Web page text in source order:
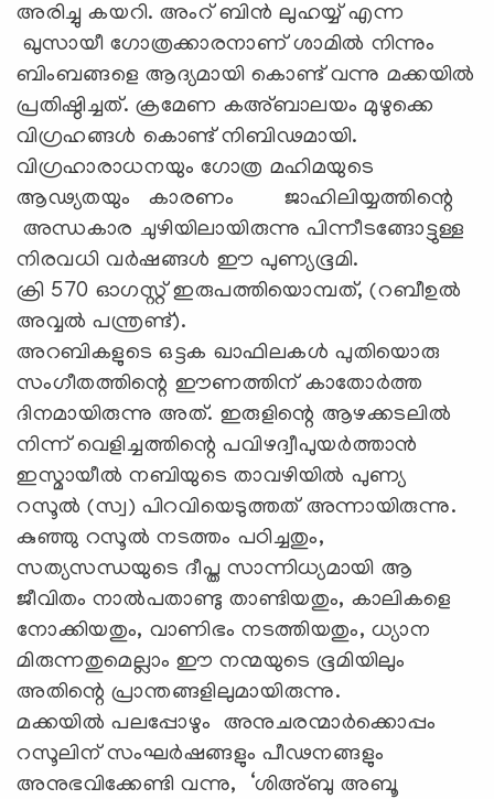
അരിച്ചു കയറി. അംറ് ബിൻ ലുഹയ്യ് എന്ന
ഖുസായീ ഗോത്രക്കാരനാണ് ശാമിൽ നിന്നും
ബിംബങ്ങളെ ആദ്യമായി കൊണ്ട് വന്നു മക്കയിൽ
പ്രതിഷ്ഠിച്ചത്. ക്രമേണ കഅ്ബാലയം മുഴുക്കെ
വിഗ്രഹങ്ങൾ കൊണ്ട് നിബിഢമായി.
വിഗ്രഹാരാധനയും ഗോത്ര മഹിമയുടെ
ആഢ്യതയും കാരണം ജാഹിലിയ്യത്തിന്റെ
അന്ധകാര ചുഴിയിലായിരുന്നു പിന്നീടങ്ങോട്ടുള്ള
നിരവധി വർഷങ്ങൾ ഈ പുണ്യഭൂമി.
ക്രി 570 ഓഗസ്റ്റ് ഇരുപത്തിയൊമ്പത്, (റബീഉൽ
അവ്വൽ പന്ത്രണ്ട്).
അറബികളുടെ ഒട്ടക ഖാഫിലകള്‍ പുതിയൊരു
സംഗീതത്തിന്റെ ഈണത്തിന് കാതോര്‍ത്ത
ദിനമായിരുന്നു അത്. ഇരുളിന്റെ ആഴക്കടലിൽ
നിന്ന് വെളിച്ചത്തിന്റെ പവിഴദ്വീപുയർത്താൻ
ഇസ്മായീൽ നബിയുടെ താവഴിയിൽ പുണ്യ
റസൂൽ (സ്വ) പിറവിയെടുത്തത് അന്നായിരുന്നു.
കുഞ്ഞു റസൂൽ നടത്തം പഠിച്ചതും,
സത്യസന്ധയുടെ ദീപ്ത സാന്നിധ്യമായി ആ
ജീവിതം നാൽപതാണ്ടു താണ്ടിയതും, കാലികളെ
നോക്കിയതും, വാണിഭം നടത്തിയതും, ധ്യാന
മിരുന്നതുമെല്ലാം ഈ നന്മയുടെ ഭൂമിയിലും
അതിന്റെ പ്രാന്തങ്ങളിലുമായിരുന്നു.
മക്കയിൽ പലപ്പോഴും അനുചരന്മാർക്കൊപ്പം
റസൂലിന് സംഘർഷങ്ങളും പീഢനങ്ങളും
അനുഭവിക്കേണ്ടി വന്നു, ‘ശിഅ്ബു അബൂ